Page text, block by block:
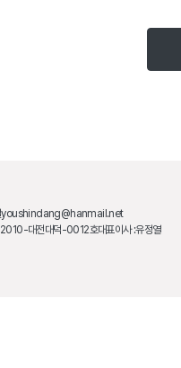
youshindang@hanmail.net
대전대덕-0012호대표이사 :유정열